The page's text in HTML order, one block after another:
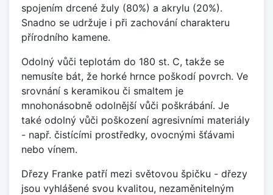
spojením drcené žuly (80%) a akrylu (20%).
Snadno se udržuje i při zachování charakteru
přírodního kamene.
Odolný vůči teplotám do 180 st. C, takže se
nemusíte bát, že horké hrnce poškodí povrch. Ve
srovnání s keramikou či smaltem je
mnohonásobně odolnější vůči poškrábání. Je
také odolný vůči poškození agresivními materiály
- např. čistícími prostředky, ovocnými šťávami
nebo vínem.
Dřezy Franke patří mezi světovou špičku - dřezy
jsou vyhlášené svou kvalitou, nezaměnitelným